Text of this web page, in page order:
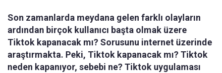
Son zamanlarda meydana gelen farklı olayların
ardından birçok kullanıcı başta olmak üzere
Tiktok kapanacak mı? Sorusunu internet üzerinde
araştırmakta. Peki, Tiktok kapanacak mı? Tiktok
neden kapanıyor, sebebi ne? Tiktok uygulaması